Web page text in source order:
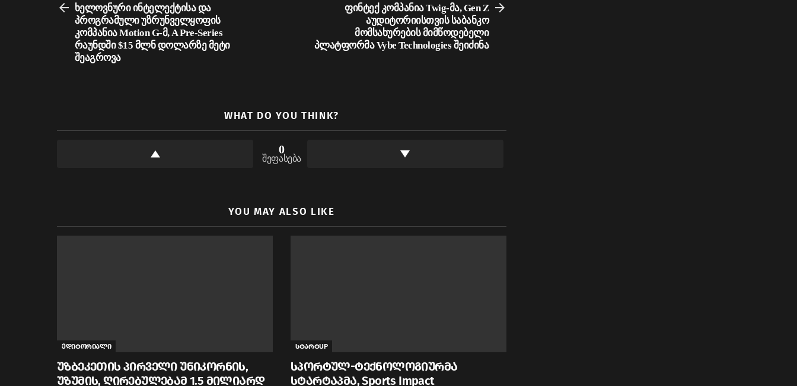
moreხელოვნური ინტელექტისა და
პროგრამული უზრუნველყოფის
კომპანია Motion G-მ, A Pre-Series
რაუნდში $15 მლნ დოლარზე მეტი
შეაგროვა
ფინტექ კომპანია Twig-მა, Gen Z
აუდიტორიისთვის საბანკო
მომსახურების მიმწოდებელი
პლატფორმა Vybe Technologies შეიძინა
WHAT DO YOU THINK?
0
შეფასება
YOU MAY ALSO LIKE
ედიტორიალი
უზბეკეთის პირველი უნიკორნის,
უზუმის, ღირებულებამ 1.5 მილიარდ
სტარტUP
სპორტულ-ტექნოლოგიურმა
სტარტაპმა, Sports Impact